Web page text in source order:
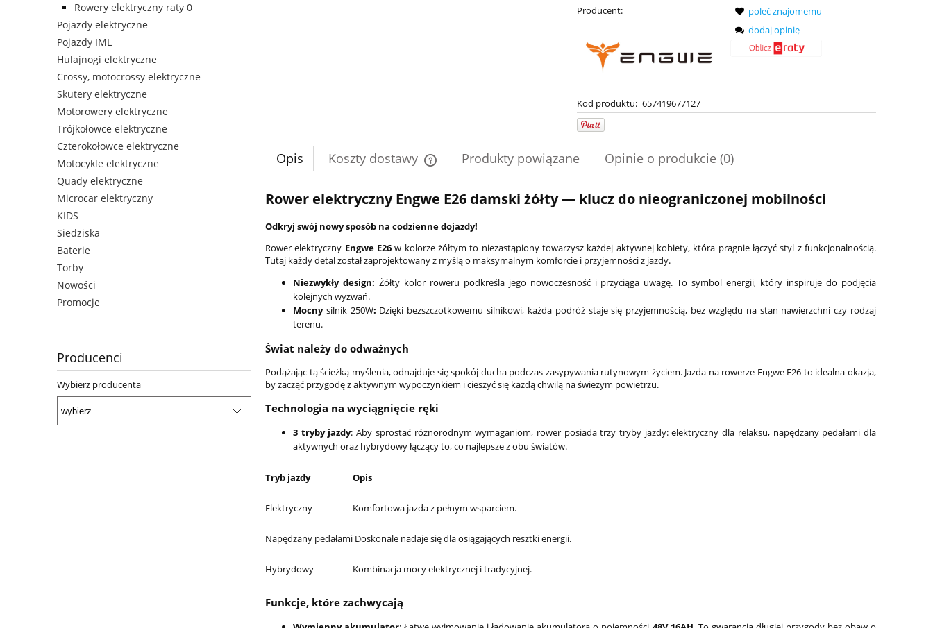
Rowery elektryczny raty 0
Pojazdy elektryczne
Pojazdy IML
Hulajnogi elektryczne
Crossy, motocrossy elektryczne
Skutery elektryczne
Motorowery elektryczne
Trójkołowce elektryczne
Czterokołowce elektryczne
Motocykle elektryczne
Quady elektryczne
Microcar elektryczny
KIDS
Siedziska
Baterie
Torby
Nowości
Promocje
Producenci
Wybierz producenta
Producent:
Kod produktu: 657419677127
poleć znajomemu
dodaj opinię
Opis Koszty dostawy
Cena nie zawiera ewentualnych kosztów
Produkty powiązane Opinie o produkcie (0)
Rower elektryczny Engwe E26 damski żółty — klucz do nieograniczonej mobilności
Odkryj swój nowy sposób na codzienne dojazdy!
Rower elektryczny Engwe E26 w kolorze żółtym to niezastąpiony towarzysz każdej aktywnej kobiety, która pragnie łączyć styl z funkcjonalnością.
Tutaj każdy detal został zaprojektowany z myślą o maksymalnym komforcie i przyjemności z jazdy.
Niezwykły design: Żółty kolor roweru podkreśla jego nowoczesność i przyciąga uwagę. To symbol energii, który inspiruje do podjęcia
kolejnych wyzwań.
Mocny silnik 250W: Dzięki bezszczotkowemu silnikowi, każda podróż staje się przyjemnością, bez względu na stan nawierzchni czy rodzaj
terenu.
Świat należy do odważnych
Podążając tą ścieżką myślenia, odnajduje się spokój ducha podczas zasypywania rutynowym życiem. Jazda na rowerze Engwe E26 to idealna okazja,
by zacząć przygodę z aktywnym wypoczynkiem i cieszyć się każdą chwilą na świeżym powietrzu.
Technologia na wyciągnięcie ręki
3 tryby jazdy: Aby sprostać różnorodnym wymaganiom, rower posiada trzy tryby jazdy: elektryczny dla relaksu, napędzany pedałami dla
aktywnych oraz hybrydowy łączący to, co najlepsze z obu światów.
Tryb jazdy Opis
Elektryczny Komfortowa jazda z pełnym wsparciem.
Napędzany pedałami Doskonale nadaje się dla osiągających resztki energii.
Hybrydowy Kombinacja mocy elektrycznej i tradycyjnej.
Funkcje, które zachwycają